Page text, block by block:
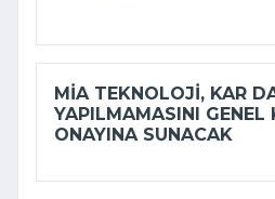
MİA TEKNOLOJI, KAR
YAPILMAMASINI GENEL
ONAYINA SUNACAK